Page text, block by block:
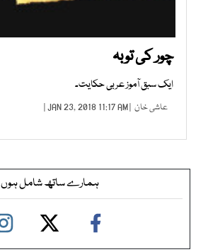
چور کی توبہ
ایک سبق آموز عربی حکایت۔
عاشی خان | JAN 23, 2018 11:17 AM |
ہمارے ساتھ شامل ہوں